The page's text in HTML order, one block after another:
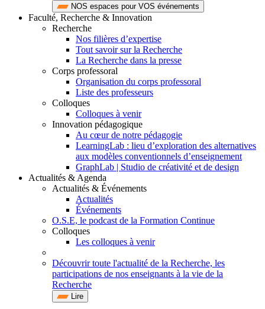
NOS espaces pour VOS événements
Faculté, Recherche & Innovation
Recherche
Nos filières d’expertise
Tout savoir sur la Recherche
La Recherche dans la presse
Corps professoral
Organisation du corps professoral
Liste des professeurs
Colloques
Colloques à venir
Innovation pédagogique
Au cœur de notre pédagogie
LearningLab : lieu d’exploration des alternatives
aux modèles conventionnels d’enseignement
GraphLab | Studio de créativité et de design
Actualités & Agenda
Actualités & Événements
Actualités
Événements
O.S.E, le podcast de la Formation Continue
Colloques
Les colloques à venir
Découvrir toute l'actualité de la Recherche, les
participations de nos enseignants à la vie de la
Recherche
Lire